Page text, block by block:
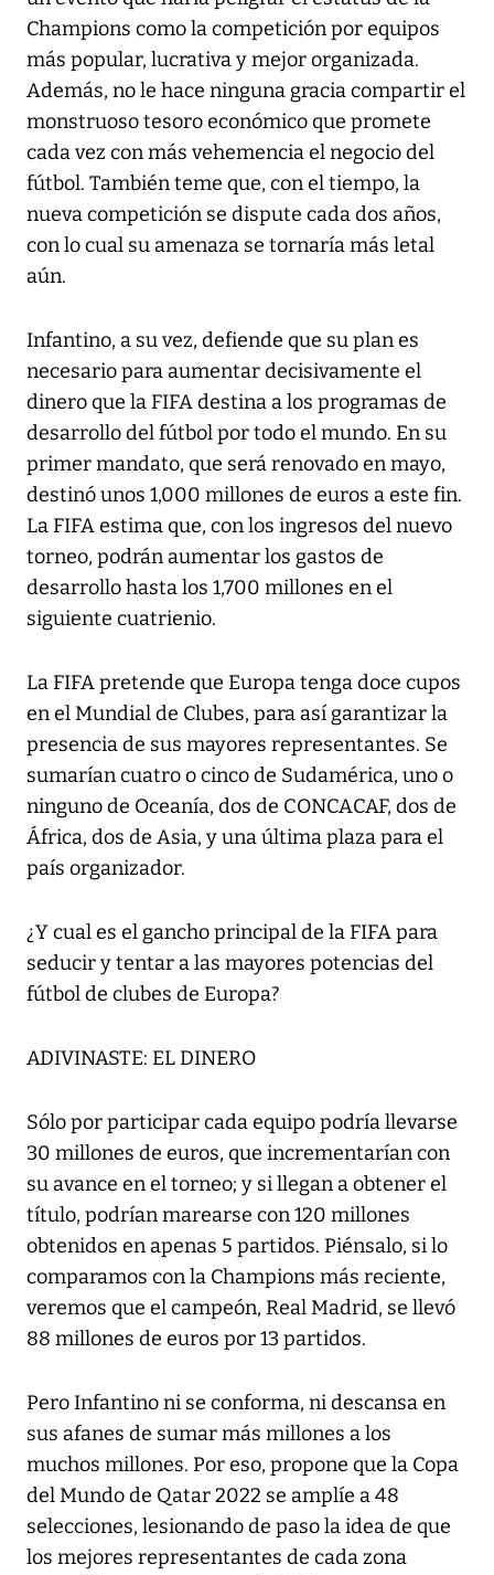
Champions como la competición por equipos
más popular, lucrativa y mejor organizada.
Además, no le hace ninguna gracia compartir el
monstruoso tesoro económico que promete
cada vez con más vehemencia el negocio del
fútbol. También teme que, con el tiempo, la
nueva competición se dispute cada dos años,
con lo cual su amenaza se tornaría más letal
aún.
Infantino, a su vez, defiende que su plan es
necesario para aumentar decisivamente el
dinero que la FIFA destina a los programas de
desarrollo del fútbol por todo el mundo. En su
primer mandato, que será renovado en mayo,
destinó unos 1,000 millones de euros a este fin.
La FIFA estima que, con los ingresos del nuevo
torneo, podrán aumentar los gastos de
desarrollo hasta los 1,700 millones en el
siguiente cuatrienio.
La FIFA pretende que Europa tenga doce cupos
en el Mundial de Clubes, para así garantizar la
presencia de sus mayores representantes. Se
sumarían cuatro o cinco de Sudamérica, uno o
ninguno de Oceanía, dos de CONCACAF, dos de
África, dos de Asia, y una última plaza para el
país organizador.
¿Y cual es el gancho principal de la FIFA para
seducir y tentar a las mayores potencias del
fútbol de clubes de Europa?
ADIVINASTE: EL DINERO
Sólo por participar cada equipo podría llevarse
30 millones de euros, que incrementarían con
su avance en el torneo; y si llegan a obtener el
título, podrían marearse con 120 millones
obtenidos en apenas 5 partidos. Piénsalo, si lo
comparamos con la Champions más reciente,
veremos que el campeón, Real Madrid, se llevó
88 millones de euros por 13 partidos.
Pero Infantino ni se conforma, ni descansa en
sus afanes de sumar más millones a los
muchos millones. Por eso, propone que la Copa
del Mundo de Qatar 2022 se amplíe a 48
selecciones, lesionando de paso la idea de que
los mejores representantes de cada zona